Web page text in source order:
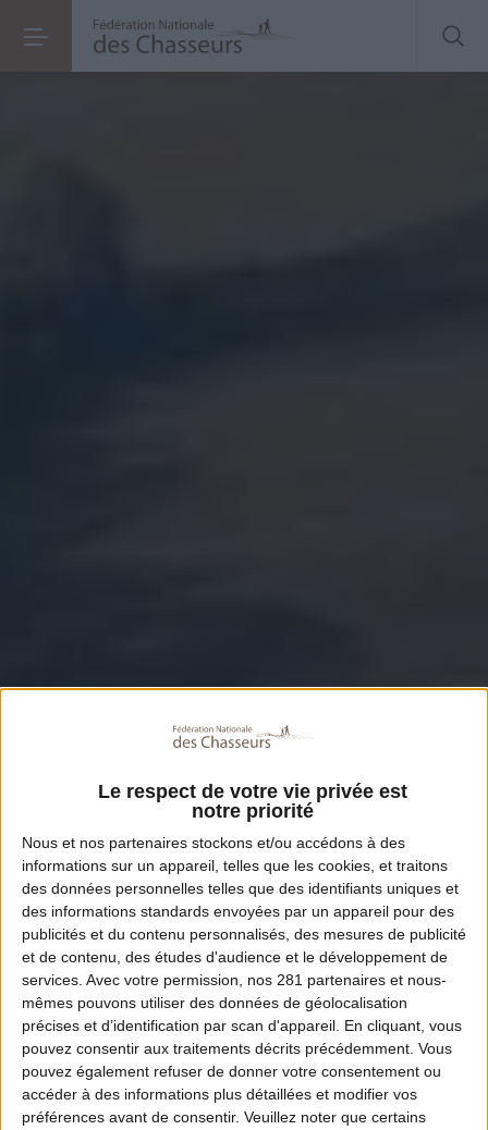
Le respect de votre vie privée est
notre priorité
Nous et nos partenaires stockons et/ou accédons à des
informations sur un appareil, telles que les cookies, et traitons
des données personnelles telles que des identifiants uniques et
des informations standards envoyées par un appareil pour des
publicités et du contenu personnalisés, des mesures de publicité
et de contenu, des études d'audience et le développement de
services. Avec votre permission, nos 281 partenaires et nous-
mêmes pouvons utiliser des données de géolocalisation
précises et d’identification par scan d'appareil. En cliquant, vous
pouvez consentir aux traitements décrits précédemment. Vous
pouvez également refuser de donner votre consentement ou
accéder à des informations plus détaillées et modifier vos
préférences avant de consentir. Veuillez noter que certains